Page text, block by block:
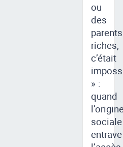
ou
des
parents
riches,
c’était
» :
quand
sociale
entrave